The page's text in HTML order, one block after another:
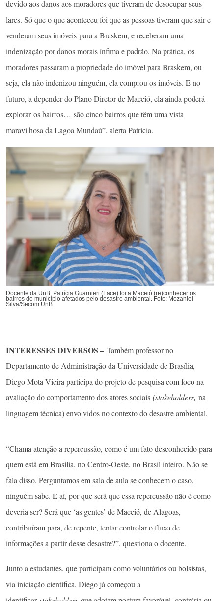
devido aos danos aos moradores que tiveram de desocupar seus
lares. Só que o que aconteceu foi que as pessoas tiveram que sair e
venderam seus imóveis para a Braskem, e receberam uma
indenização por danos morais ínfima e padrão. Na prática, os
moradores passaram a propriedade do imóvel para Braskem, ou
seja, ela não indenizou ninguém, ela comprou os imóveis. E no
futuro, a depender do Plano Diretor de Maceió, ela ainda poderá
explorar os bairros… são cinco bairros que têm uma vista
maravilhosa da Lagoa Mundaú”, alerta Patrícia.
Docente da UnB, Patrícia Guarnieri (Face) foi a Maceió (re)conhecer os
bairros do município afetados pelo desastre ambiental. Foto: Mozaniel
Silva/Secom UnB
INTERESSES DIVERSOS – Também professor no
Departamento de Administração da Universidade de Brasília,
Diego Mota Vieira participa do projeto de pesquisa com foco na
avaliação do comportamento dos atores sociais (stakeholders, na
linguagem técnica) envolvidos no contexto do desastre ambiental.
“Chama atenção a repercussão, como é um fato desconhecido para
quem está em Brasília, no Centro-Oeste, no Brasil inteiro. Não se
fala disso. Perguntamos em sala de aula se conhecem o caso,
ninguém sabe. E aí, por que será que essa repercussão não é como
deveria ser? Será que ‘as gentes’ de Maceió, de Alagoas,
contribuíram para, de repente, tentar controlar o fluxo de
informações a partir desse desastre?”, questiona o docente.
Junto a estudantes, que participam como voluntários ou bolsistas,
via iniciação científica, Diego já começou a